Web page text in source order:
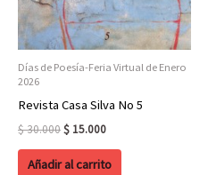
Días de Poesía-Feria Virtual de Enero
2026
Revista Casa Silva No 5
$30.000Original
was:
$ 15.000Current
is:
Añadir al carrito